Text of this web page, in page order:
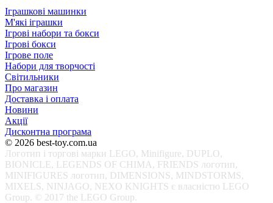
Іграшкові машинки
М'які іграшки
Ігрові набори та бокси
Ігрові бокси
Ігрове поле
Набори для творчості
Світильники
Про магазин
Доставка і оплата
Новини
Акції
Дисконтна програма
© 2026 best-toy.com.ua
Логотип і торгові марки LEGO, Minifigure, DUPLO,
BIONICLE, LEGENDS OF CHIMA, FRIENDS логотип,
MINIFIGURES логотип, DIMENSIONS, MINDSTORMS,
MIXELS, NINJAGO, NEXO KNIGHTS є власністю LEGO
Group. © 2017 the LEGO Group.